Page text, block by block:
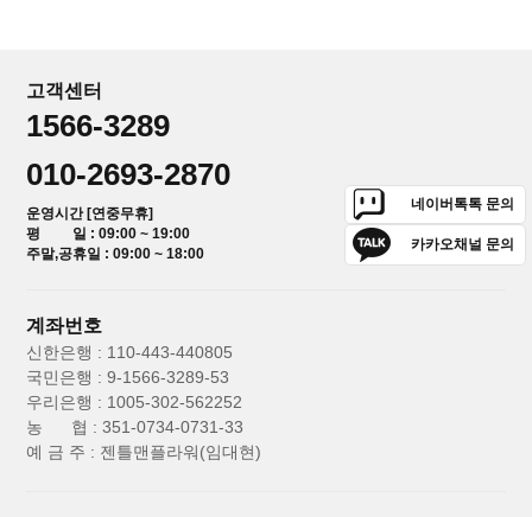
고객센터
1566-3289
010-2693-2870
운영시간 [연중무휴]
평 일 : 09:00 ~ 19:00
주말,공휴일 : 09:00 ~ 18:00
네이버톡톡 문의
카카오채널 문의
계좌번호
신한은행 : 110-443-440805
국민은행 : 9-1566-3289-53
우리은행 : 1005-302-562252
농 협 : 351-0734-0731-33
예 금 주 : 젠틀맨플라워(임대현)